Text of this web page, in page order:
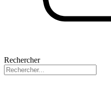
Rechercher